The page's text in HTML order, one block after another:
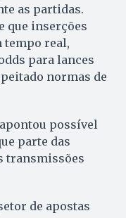
as partidas.
que inserções
tempo real,
para lances
normas de
possível
parte das
transmissões
de apostas